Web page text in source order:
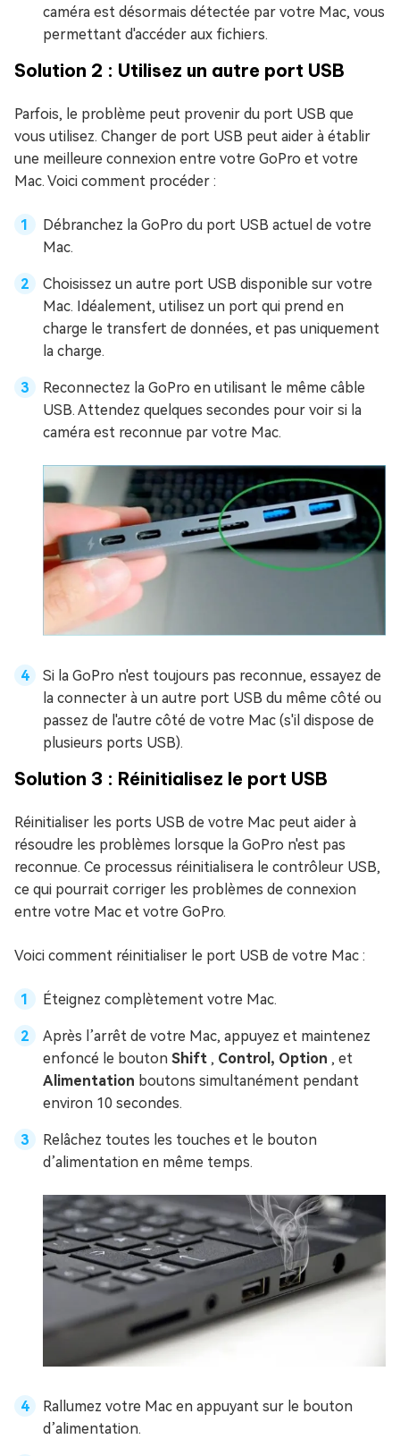
caméra est désormais détectée par votre Mac, vous
permettant d'accéder aux fichiers.
Solution 2 : Utilisez un autre port USB
Parfois, le problème peut provenir du port USB que
vous utilisez. Changer de port USB peut aider à établir
une meilleure connexion entre votre GoPro et votre
Mac. Voici comment procéder :
Débranchez la GoPro du port USB actuel de votre
Mac.
Choisissez un autre port USB disponible sur votre
Mac. Idéalement, utilisez un port qui prend en
charge le transfert de données, et pas uniquement
la charge.
Reconnectez la GoPro en utilisant le même câble
USB. Attendez quelques secondes pour voir si la
caméra est reconnue par votre Mac.
Si la GoPro n'est toujours pas reconnue, essayez de
la connecter à un autre port USB du même côté ou
passez de l'autre côté de votre Mac (s'il dispose de
plusieurs ports USB).
Solution 3 : Réinitialisez le port USB
Réinitialiser les ports USB de votre Mac peut aider à
résoudre les problèmes lorsque la GoPro n'est pas
reconnue. Ce processus réinitialisera le contrôleur USB,
ce qui pourrait corriger les problèmes de connexion
entre votre Mac et votre GoPro.
Voici comment réinitialiser le port USB de votre Mac :
Éteignez complètement votre Mac.
Après l’arrêt de votre Mac, appuyez et maintenez
enfoncé le bouton Shift , Control, Option , et
Alimentation boutons simultanément pendant
environ 10 secondes.
Relâchez toutes les touches et le bouton
d’alimentation en même temps.
Rallumez votre Mac en appuyant sur le bouton
d’alimentation.